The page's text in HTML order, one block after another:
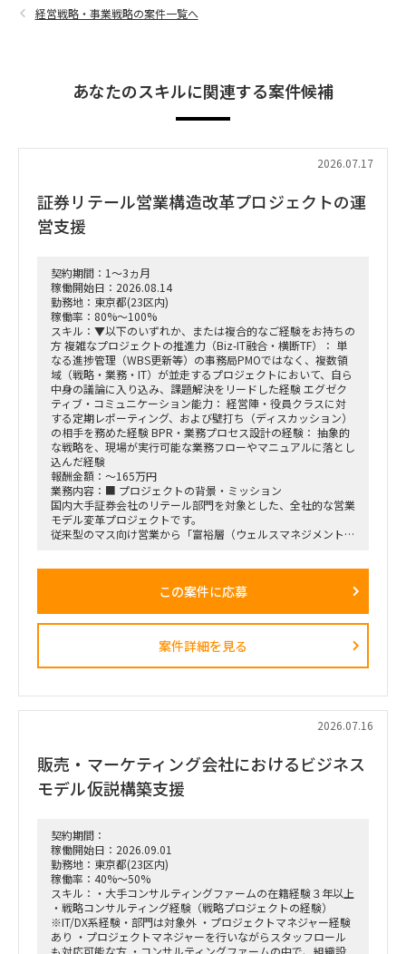
経営戦略・事業戦略の案件一覧へ
あなたのスキルに関連する案件候補
2026.07.17
証券リテール営業構造改革プロジェクトの運
営支援
契約期間：1～3ヵ月
稼働開始日：2026.08.14
勤務地：東京都(23区内)
稼働率：80%～100%
スキル：▼以下のいずれか、または複合的なご経験をお持ちの
方 複雑なプロジェクトの推進力（Biz-IT融合・横断TF）： 単
なる進捗管理（WBS更新等）の事務局PMOではなく、複数領
域（戦略・業務・IT）が並走するプロジェクトにおいて、自ら
中身の議論に入り込み、課題解決をリードした経験 エグゼク
ティブ・コミュニケーション能力： 経営陣・役員クラスに対
する定期レポーティング、および壁打ち（ディスカッション）
の相手を務めた経験 BPR・業務プロセス設計の経験： 抽象的
な戦略を、現場が実行可能な業務フローやマニュアルに落とし
込んだ経験
報酬金額：～165万円
業務内容：■ プロジェクトの背景・ミッション
国内大手証券会社のリテール部門を対象とした、全社的な営業
モデル変革プロジェクトです。
従来型のマス向け営業から「富裕層（ウェルスマネジメント）
戦略ファームが描いた絵に留まらず、組織再編、営業プロセス
動変容までを一気通貫で実現することが本プロジェクトの最大
■ 担当いただくポジション・役割
身の企画検討」
単なる進捗管理（事務局型PMO）ではなく、ビジネスと
IT（AI）の両面から中身の議論に入り込み、プロジェクトを実
■ 具体的な業務内容
富裕層向けセグメント戦略、KPI設計、新営業モデル設計など
経営・役員クラスに対する定期的なレポーティングおよび直接
のディスカッション（壁打ち）への参画。
「バディAI」「AIロープレ」「ダッシュボード」等の最先端ツ
ールの要件定義から、それを現場の営業員にどう使わせるか
（行動変容設計）までの定着化支援。
支店長やトップ営業経験を持つクライアント（証券会社側）の
コアメンバーとタッグを組み、現場のリアルな知見を取り込み
ながら実効性の高い設計を行います。
この案件に応募
案件詳細を見る
2026.07.16
販売・マーケティング会社におけるビジネス
モデル仮説構築支援
契約期間：
稼働開始日：2026.09.01
勤務地：東京都(23区内)
稼働率：40%～50%
スキル：・大手コンサルティングファームの在籍経験３年以上
・戦略コンサルティング経験（戦略プロジェクトの経験）
※IT/DX系経験・部門は対象外 ・プロジェクトマネジャー経験
あり ・プロジェクトマネジャーを行いながらスタッフロール
も対応可能な方 ・コンサルティングファームの中で、組織設